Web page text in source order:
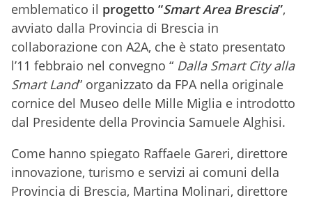
emblematico il progetto “Smart Area Brescia”,
avviato dalla Provincia di Brescia in
collaborazione con A2A, che è stato presentato
l’11 febbraio nel convegno “ Dalla Smart City alla
Smart Land” organizzato da FPA nella originale
cornice del Museo delle Mille Miglia e introdotto
dal Presidente della Provincia Samuele Alghisi.
Come hanno spiegato Raffaele Gareri, direttore
innovazione, turismo e servizi ai comuni della
Provincia di Brescia, Martina Molinari, direttore